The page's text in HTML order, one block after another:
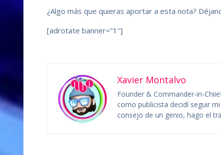
¿Algo más que quieras aportar a esta nota?
[adrotate banner=”1″]
Xavier Montalvo
Founder & Commander-in-
como publicista decidí seguir
consejo de un genio, hago el